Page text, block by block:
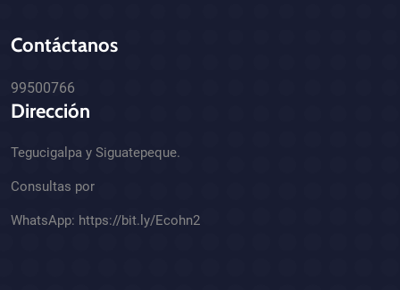
Contáctanos
99500766
Dirección
Tegucigalpa y Siguatepeque.
Consultas por
WhatsApp: https://bit.ly/Ecohn2